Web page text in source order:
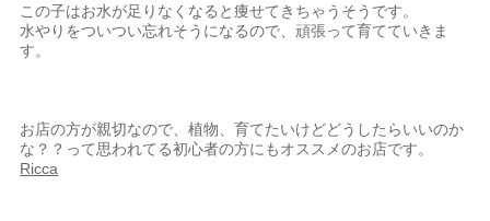
この子はお水が足りなくなると痩せてきちゃうそうです。
水やりをついつい忘れそうになるので、頑張って育てていきま
す。
お店の方が親切なので、植物、育てたいけどどうしたらいいのか
な？？って思われてる初心者の方にもオススメのお店です。
Ricca